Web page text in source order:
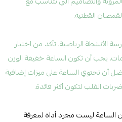
القطنية.
الأنشطة الرياضية، تأكد من اختيار
يجب أن تكون الساعة خفيفة الوزن
أن تحتوي الساعة على ميزات إضافية
القلب لتكون أكثر فائدة.
الساعة ليست مجرد أداة لمعرفة